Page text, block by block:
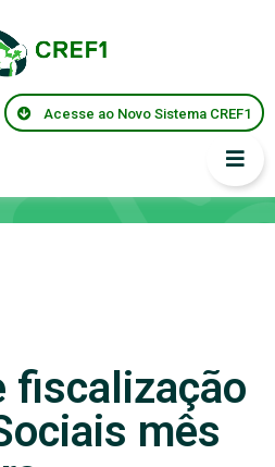
Acesse ao Novo Sistema CREF1
fiscalização
mês